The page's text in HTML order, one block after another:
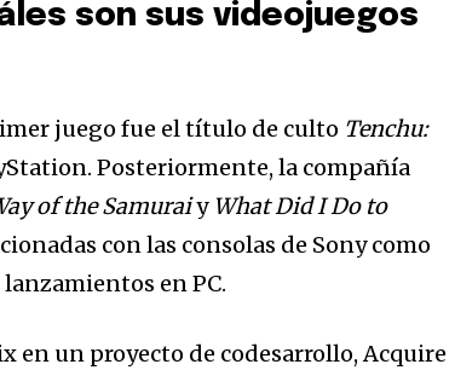
son sus videojuegos
juego fue el título de culto Tenchu:
Posteriormente, la compañía
of the Samuraiy What Did I Do to
con las consolas de Sony como
lanzamientos en PC.
en un proyecto de codesarrollo, Acquire